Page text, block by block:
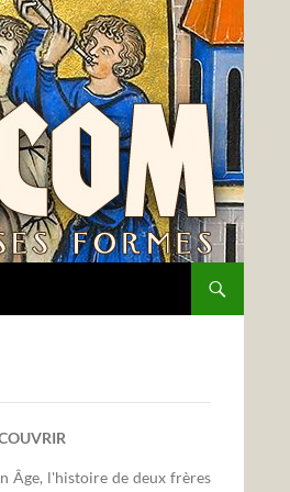
Âge, l'histoire de deux frères